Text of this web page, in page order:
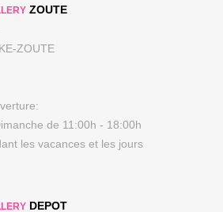
ZOUTE
ZOUTE
de 11:00h - 18:00h
les vacances et les jours
DEPOT